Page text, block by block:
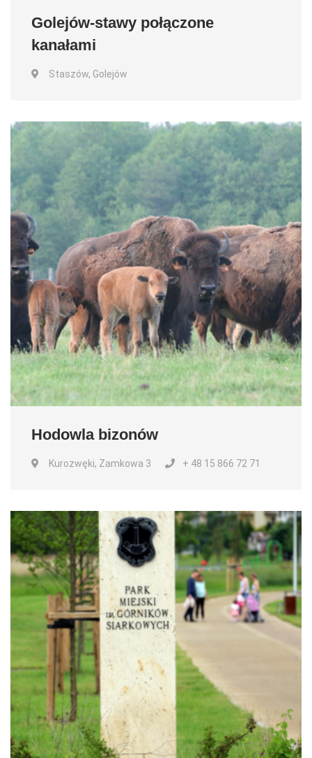
Golejów-stawy połączone
kanałami
Staszów, Golejów
Hodowla bizonów
Kurozwęki, Zamkowa 3 + 48 15 866 72 71